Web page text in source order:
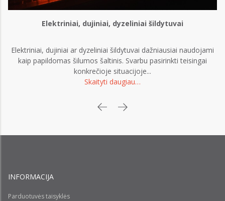
Elektriniai, dujiniai, dyzeliniai šildytuvai
Elektriniai, dujiniai ar dyzeliniai šildytuvai dažniausiai naudojami
kaip papildomas šilumos šaltinis. Svarbu pasirinkti teisingai
konkrečioje situacijoje...
Skaityti daugiau…
INFORMACIJA
Parduotuvės taisyklės